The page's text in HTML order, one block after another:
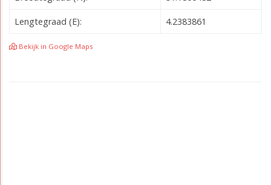
Lengtegraad (E): 4.2383861
Bekijk in Google Maps